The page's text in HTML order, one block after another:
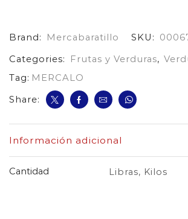
Brand: Mercabaratillo SKU:
Categories:
Frutas y Verduras,
Tag: MERCALO
Share:
Información adicional
Cantidad Libras, Kilos